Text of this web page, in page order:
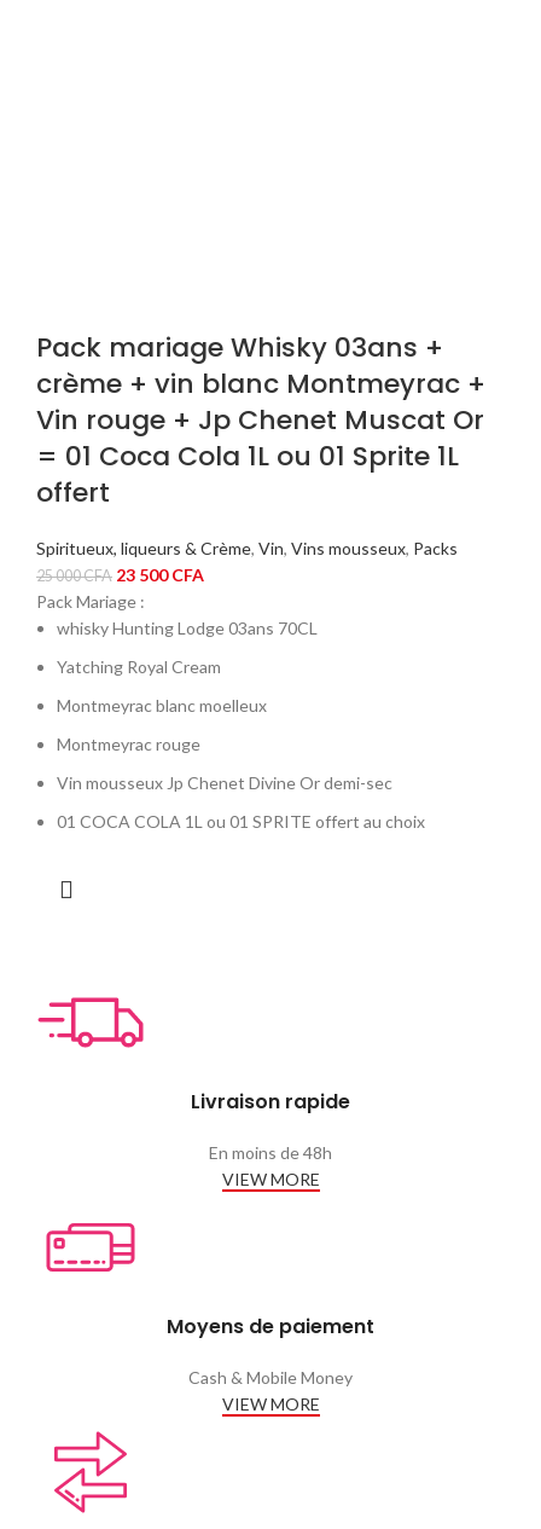
Pack mariage Whisky 03ans +
crème + vin blanc Montmeyrac +
Vin rouge + Jp Chenet Muscat Or
= 01 Coca Cola 1L ou 01 Sprite 1L
offert
Spiritueux, liqueurs & Crème, Vin, Vins mousseux, Packs
25 000CFA Le
prix
initial
25
000 CFA.
23 500CFALe
actuel
500 CFA.
Pack Mariage :
whisky Hunting Lodge 03ans 70CL
Yatching Royal Cream
Montmeyrac blanc moelleux
Montmeyrac rouge
Vin mousseux Jp Chenet Divine Or demi-sec
01 COCA COLA 1L ou 01 SPRITE offert au choix
Livraison rapide
En moins de 48h
VIEW MORE
Moyens de paiement
Cash & Mobile Money
VIEW MORE